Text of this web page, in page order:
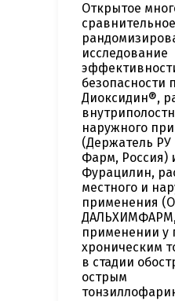
Открытое
сравнительное
исследование
безопасности
Диоксидин®,
наружного
(Держатель РУ
Фарм, Россия)
Фурацилин,
местного и
применения
ДАЛЬХИМФАРМ,
применении у
хроническим
в стадии
острым